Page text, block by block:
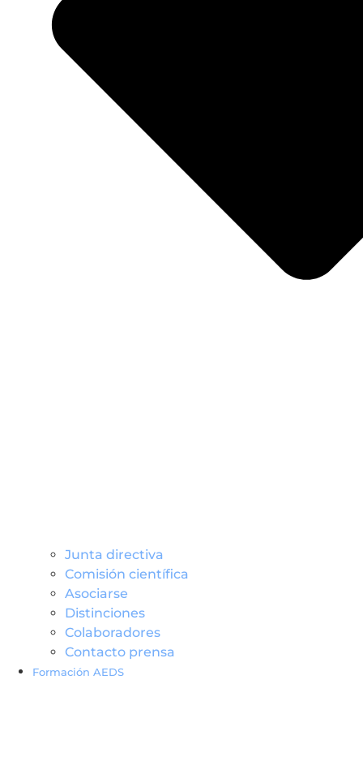
Junta directiva
Comisión científica
Asociarse
Distinciones
Colaboradores
Contacto prensa
Formación AEDS